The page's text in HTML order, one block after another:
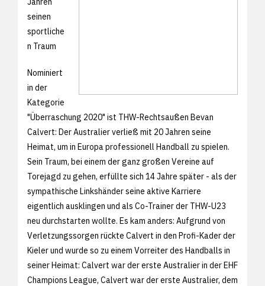
seinen
sportliche
n Traum
Nominiert
in der
Kategorie
"Überraschung 2020" ist THW-Rechtsaußen Bevan
Calvert: Der Australier verließ mit 20 Jahren seine
Heimat, um in Europa professionell Handball zu spielen.
Sein Traum, bei einem der ganz großen Vereine auf
Torejagd zu gehen, erfüllte sich 14 Jahre später - als der
sympathische Linkshänder seine aktive Karriere
eigentlich ausklingen und als Co-Trainer der THW-U23
neu durchstarten wollte. Es kam anders: Aufgrund von
Verletzungssorgen rückte Calvert in den Profi-Kader der
Kieler und wurde so zu einem Vorreiter des Handballs in
seiner Heimat: Calvert war der erste Australier in der EHF
Champions League, Calvert war der erste Australier, dem